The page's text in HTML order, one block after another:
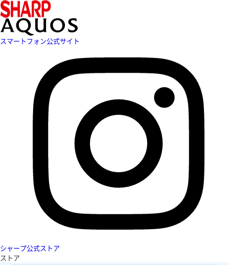
スマートフォン公式サイト
シャープ公式ストア
ストア